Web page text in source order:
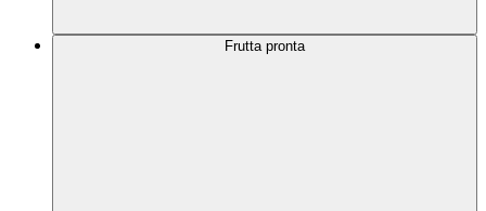
Frutta pronta